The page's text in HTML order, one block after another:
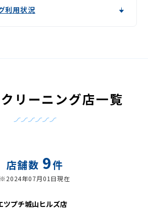
利用状況
リーニング店一覧
店舗数 9件
※2024年07月01日現在
プチ城山ヒルズ店